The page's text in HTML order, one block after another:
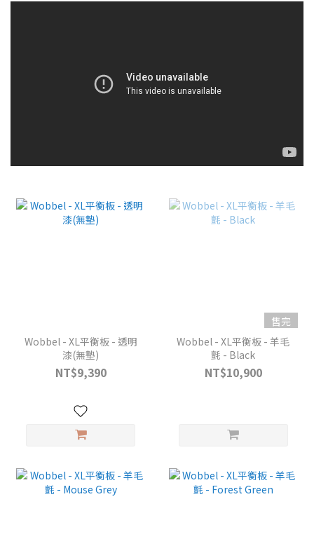
Wobbel - XL平衡板 - 透明
漆(無墊)
NT$9,390
售完
Wobbel - XL平衡板 - 羊毛
氈 - Black
NT$10,900